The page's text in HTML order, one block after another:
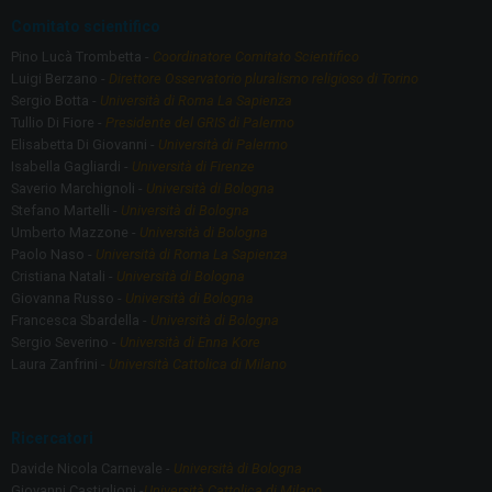
Pino Lucà Trombetta - Coordinatore Comitato Scientifico
Luigi Berzano - Direttore Osservatorio pluralismo religioso di Torino
Sergio Botta - Università di Roma La Sapienza
Tullio Di Fiore - Presidente del GRIS di Palermo
Elisabetta Di Giovanni - Università di Palermo
Isabella Gagliardi - Università di Firenze
Saverio Marchignoli - Università di Bologna
Stefano Martelli - Università di Bologna
Umberto Mazzone - Università di Bologna
Paolo Naso - Università di Roma La Sapienza
Cristiana Natali - Università di Bologna
Giovanna Russo - Università di Bologna
Francesca Sbardella - Università di Bologna
Sergio Severino - Università di Enna Kore
Laura Zanfrini - Università Cattolica di Milano
Davide Nicola Carnevale - Università di Bologna